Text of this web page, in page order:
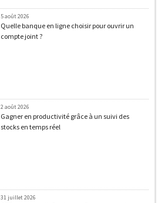
5 août 2026
Quelle banque en ligne choisir pour ouvrir un
compte joint ?
2 août 2026
Gagner en productivité grâce à un suivi des
stocks en temps réel
31 juillet 2026